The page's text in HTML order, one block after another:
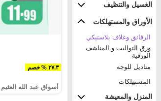
الغسيل والتنظيف
الأوراق والمستهلكات
الرقائق وغلاف بلاستيكي
ورق التواليت و المناشف
الورقية
مناديل للوجه
المستهلكات
المنزل والمعيشة
٢٧.٣ % خصم
أسواق عبد الله العثيم